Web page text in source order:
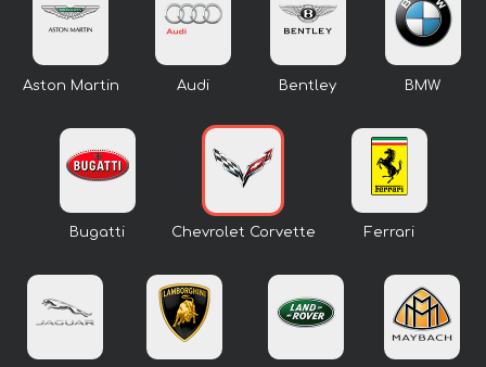
Aston Martin Audi Bentley BMW
Bugatti Chevrolet Corvette Ferrari